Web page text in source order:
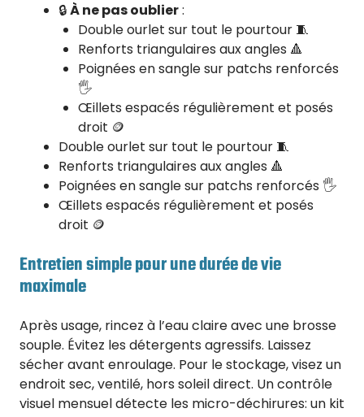
🔒À ne pas oublier:
Double ourlet sur tout le pourtour 🧵
Renforts triangulaires aux angles 🔺
Poignées en sangle sur patchs renforcés
🖐️
Œillets espacés régulièrement et posés
droit 🪙
Double ourlet sur tout le pourtour 🧵
Renforts triangulaires aux angles 🔺
Poignées en sangle sur patchs renforcés 🖐️
Œillets espacés régulièrement et posés
droit 🪙
Entretien simple pour une durée de vie
maximale
Après usage, rincez à l’eau claire avec une brosse
souple. Évitez les détergents agressifs. Laissez
sécher avant enroulage. Pour le stockage, visez un
endroit sec, ventilé, hors soleil direct. Un contrôle
visuel mensuel détecte les micro-déchirures: un kit